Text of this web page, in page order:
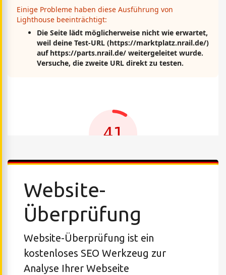
Website-
Überprüfung
Website-Überprüfung ist ein
kostenloses SEO Werkzeug zur
Analyse Ihrer Webseite